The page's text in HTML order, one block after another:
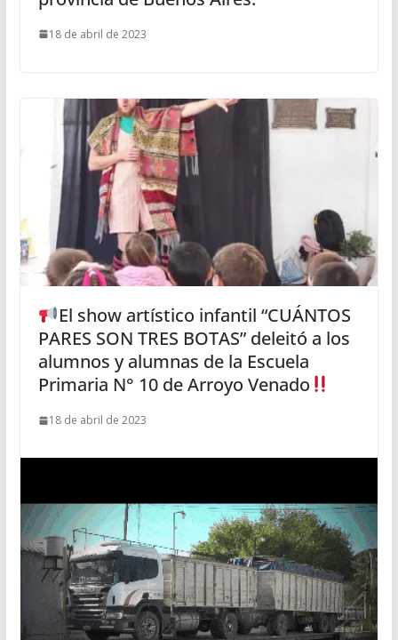
18 de abril de 2023
El show artístico infantil “CUÁNTOS
PARES SON TRES BOTAS” deleitó a los
alumnos y alumnas de la Escuela
Primaria N° 10 de Arroyo Venado
18 de abril de 2023